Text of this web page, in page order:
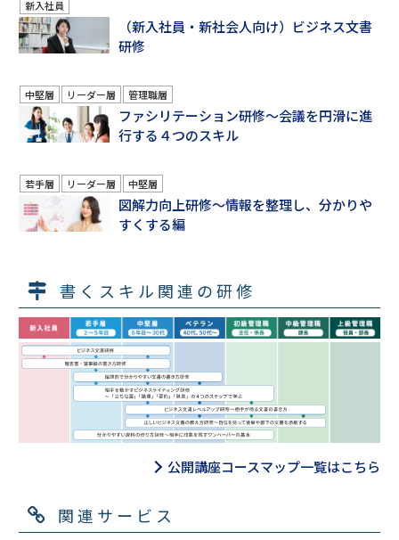
新入社員
（新入社員・新社会人向け）ビジネス文書
研修
中堅層 リーダー層 管理職層
ファシリテーション研修～会議を円滑に進
行する４つのスキル
若手層 リーダー層 中堅層
図解力向上研修～情報を整理し、分かりや
すくする編
書くスキル関連の研修
公開講座コースマップ一覧はこちら
関連サービス